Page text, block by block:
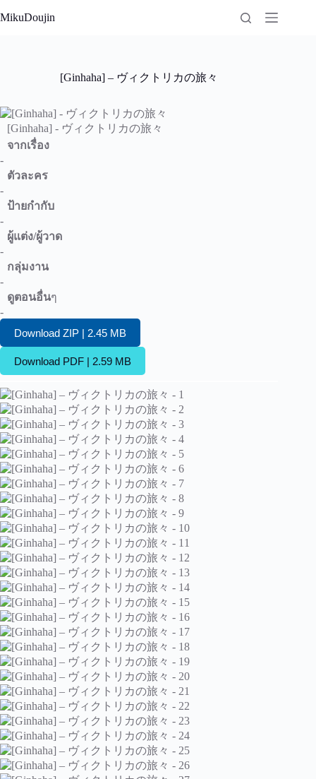
to
MikuDoujin
[Ginhaha] – ヴィクトリカの旅々
[Ginhaha] - ヴィクトリカの旅々
จากเรื่อง
-
ตัวละคร
-
ป้ายกำกับ
-
ผู้แต่ง/ผู้วาด
-
กลุ่มงาน
-
ดูตอนอื่นๆ
-
Download ZIP | 2.45 MB
Download PDF | 2.59 MB